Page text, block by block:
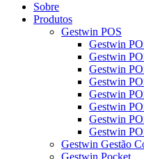
Sobre
Produtos
Gestwin POS
Gestwin
Gestwin
Gestwin
Gestwin
Gestwin
Gestwin
Gestwin
Gestwin
Gestwin Gestão
Gestwin Pocket